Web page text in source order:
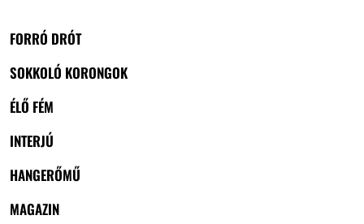
FORRÓ DRÓT
SOKKOLÓ KORONGOK
ÉLŐ FÉM
INTERJÚ
HANGERŐMŰ
MAGAZIN